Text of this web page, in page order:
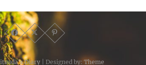
Diary| Designed by: Theme